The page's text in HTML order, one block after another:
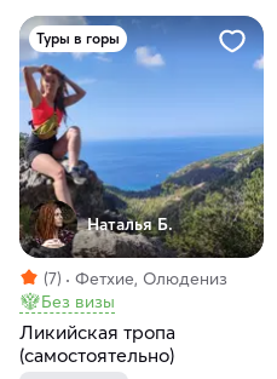
Туры в горы
Наталья Б.
(7)
Фетхие, Олюдениз
Без визы
Ликийская тропа
(самостоятельно)